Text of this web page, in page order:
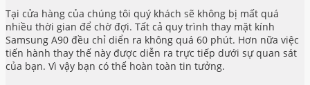
Tại cửa hàng của chúng tôi quý khách sẽ không bị mất quá
nhiều thời gian để chờ đợi. Tất cả quy trình thay mặt kính
Samsung A90 đều chỉ diển ra không quá 60 phút. Hơn nữa việc
tiến hành thay thế này được diễn ra trực tiếp dưới sự quan sát
của bạn. Vì vậy bạn có thể hoàn toàn tin tưởng.